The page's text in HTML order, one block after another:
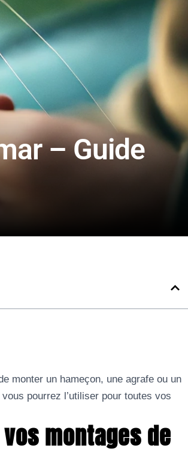
– Guide
monter un hameçon, une agrafe ou un
pourrez l’utiliser pour toutes vos
montages de